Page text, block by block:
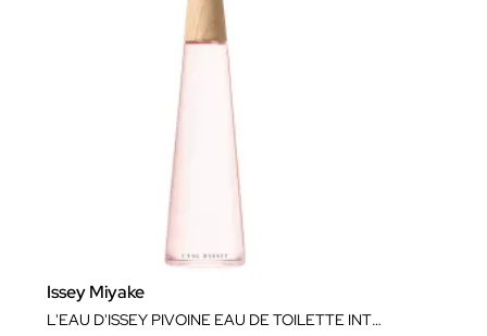
Issey Miyake
L'EAU D'ISSEY PIVOINE EAU DE TOILETTE INTENSE